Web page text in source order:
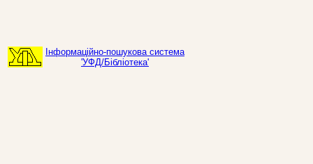
Інформаційно-пошукова система
'УФД/Бібліотека'